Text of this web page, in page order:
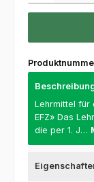
Lehrmittel für
EFZ» Das
die per 1. J…